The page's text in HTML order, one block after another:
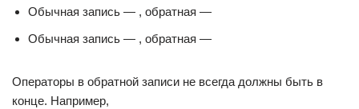
Обычная запись — , обратная —
Обычная запись — , обратная —
Операторы в обратной записи не всегда должны быть в
конце. Например,